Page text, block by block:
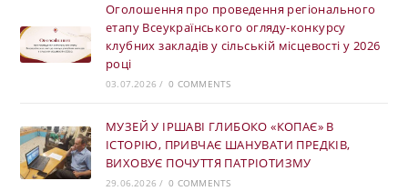
Оголошення про проведення регіонального
етапу Всеукраїнського огляду-конкурсу
клубних закладів у сільській місцевості у 2026
році
03.07.2026 / 0 COMMENTS
МУЗЕЙ У ІРШАВІ ГЛИБОКО «КОПАЄ» В
ІСТОРІЮ, ПРИВЧАЄ ШАНУВАТИ ПРЕДКІВ,
ВИХОВУЄ ПОЧУТТЯ ПАТРІОТИЗМУ
29.06.2026 / 0 COMMENTS